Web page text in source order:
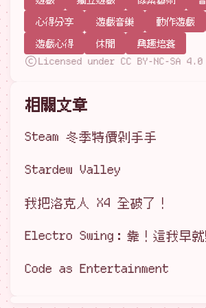
心得分享
遊戲音樂 動作遊戲
遊戲心得
休閒
興趣培養
Licensed under CC BY-NC-SA 4.0
相關文章
Steam 冬季特價剁手手
Stardew Valley
我把洛克人 X4 全破了！
Electro Swing：靠！這我早就
Code as Entertainment